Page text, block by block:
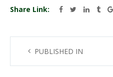
Share Link:
PUBLISHED IN